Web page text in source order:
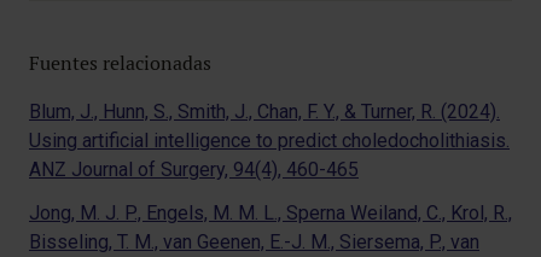
Fuentes relacionadas
Blum, J., Hunn, S., Smith, J., Chan, F. Y., & Turner, R. (2024).
Using artificial intelligence to predict choledocholithiasis.
ANZ Journal of Surgery, 94(4), 460-465
Jong, M. J. P., Engels, M. M. L., Sperna Weiland, C., Krol, R.,
Bisseling, T. M., van Geenen, E.-J. M., Siersema, P., van